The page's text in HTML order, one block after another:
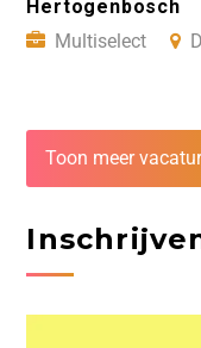
Hertogenbosch
Multiselect
Toon meer